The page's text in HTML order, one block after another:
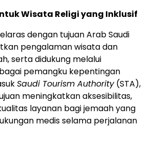
Wisata Religi yang Inklusif
dengan tujuan Arab Saudi
pengalaman wisata dan
serta didukung melalui
pemangku kepentingan
Saudi Tourism Authority(STA),
meningkatkan aksesibilitas,
layanan bagi jemaah yang
medis selama perjalanan